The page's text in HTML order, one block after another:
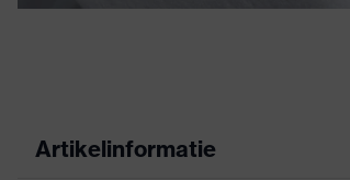
Artikelinformatie